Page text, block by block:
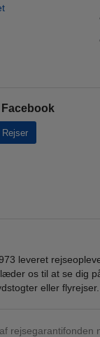
Facebook
leveret
os til at se dig
eller flyrejser.
rejsegarantifonden